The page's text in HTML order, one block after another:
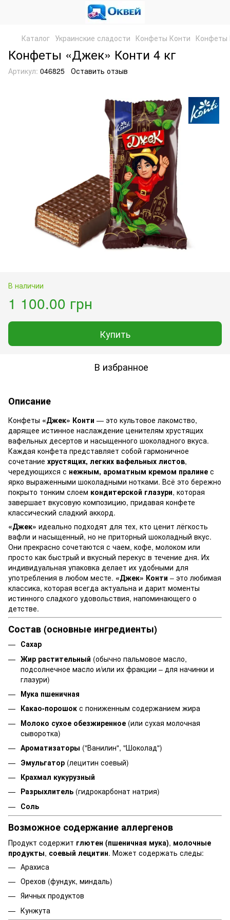
Каталог Украинские сладости Конфеты Конти Конфеты
Конфеты «Джек» Конти 4 кг
Артикул: 046825 Оставить отзыв
В наличии
1 100.00 грн
Купить
В избранное
Описание
Конфеты «Джек» Конти — это культовое лакомство,
дарящее истинное наслаждение ценителям хрустящих
вафельных десертов и насыщенного шоколадного вкуса.
Каждая конфета представляет собой гармоничное
сочетание хрустящих, легких вафельных листов,
чередующихся с нежным, ароматным кремом пралине с
ярко выраженными шоколадными нотками. Всё это бережно
покрыто тонким слоем кондитерской глазури, которая
завершает вкусовую композицию, придавая конфете
классический сладкий аккорд.
«Джек» идеально подходят для тех, кто ценит лёгкость
вафли и насыщенный, но не приторный шоколадный вкус.
Они прекрасно сочетаются с чаем, кофе, молоком или
просто как быстрый и вкусный перекус в течение дня. Их
индивидуальная упаковка делает их удобными для
употребления в любом месте. «Джек» Конти – это любимая
классика, которая всегда актуальна и дарит моменты
истинного сладкого удовольствия, напоминающего о
детстве.
Состав (основные ингредиенты)
Сахар
Жир растительный (обычно пальмовое масло,
подсолнечное масло и/или их фракции – для начинки и
глазури)
Мука пшеничная
Какао-порошок с пониженным содержанием жира
Молоко сухое обезжиренное (или сухая молочная
сыворотка)
Ароматизаторы ("Ванилин", "Шоколад")
Эмульгатор (лецитин соевый)
Крахмал кукурузный
Разрыхлитель (гидрокарбонат натрия)
Соль
Возможное содержание аллергенов
Продукт содержит глютен (пшеничная мука), молочные
продукты, соевый лецитин. Может содержать следы:
Арахиса
Орехов (фундук, миндаль)
Яичных продуктов
Кунжута